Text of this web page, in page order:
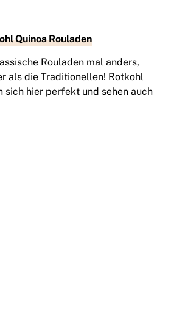
Quinoa Rouladen
Rouladen mal anders,
als die Traditionellen! Rotkohl
sich hier perfekt und sehen auch